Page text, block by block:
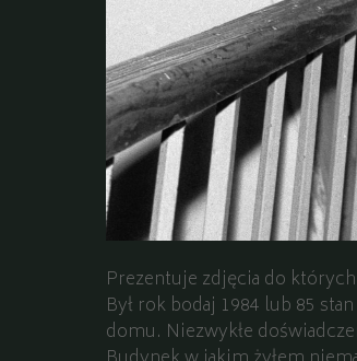
Prezentuje zdjęcia do
Był rok bodaj 1984 lub 85
domu. Niezwykłe